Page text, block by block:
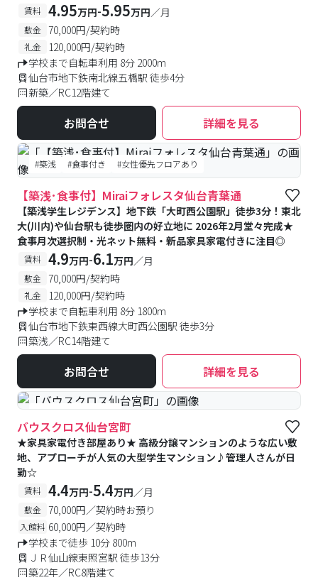
賃料 4.95万円-5.95万円／月
敷金 70,000円/契約時
礼金
120,000円/契約時
学校まで自転車利用 8分 2000m
仙台市地下鉄南北線五橋駅 徒歩4分
新築／RC12階建て
お問合せ 詳細を見る
#築浅 #食事付き #女性優先フロアあり
【築浅･食事付】Miraiフォレスタ仙台青葉通
【築浅学生レジデンス】地下鉄「大町西公園駅」徒歩3分！東北
大(川内)や仙台駅も徒歩圏内の好立地に 2026年2月堂々完成★
食事月次選択制・光ネット無料・新品家具家電付きに注目◎
賃料 4.9万円-6.1万円／月
敷金 70,000円/契約時
礼金
120,000円/契約時
学校まで自転車利用 8分 1800m
仙台市地下鉄東西線大町西公園駅 徒歩3分
築浅／RC14階建て
お問合せ 詳細を見る
#女性専用フロアあり
バウスクロス仙台宮町
★家具家電付き部屋あり★ 高級分譲マンションのような広い敷
地、アプローチが人気の大型学生マンション♪管理人さんが日
勤☆
賃料 4.4万円-5.4万円／月
敷金 70,000円／契約時お預り
入館料 60,000円／契約時
学校まで徒歩 10分 800m
ＪＲ仙山線東照宮駅 徒歩13分
築22年／RC8階建て